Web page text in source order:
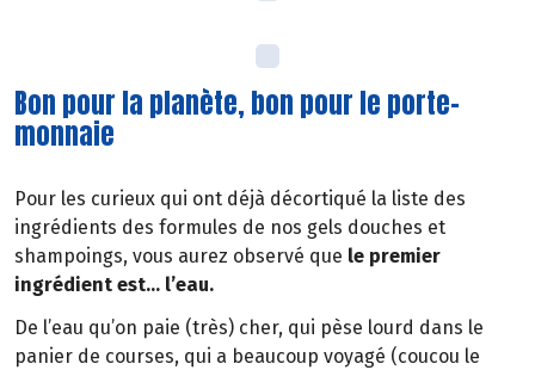
Bon pour la planète, bon pour le porte-
monnaie
Pour les curieux qui ont déjà décortiqué la liste des
ingrédients des formules de nos gels douches et
shampoings, vous aurez observé que le premier
ingrédient est… l’eau.
De l’eau qu’on paie (très) cher, qui pèse lourd dans le
panier de courses, qui a beaucoup voyagé (coucou le